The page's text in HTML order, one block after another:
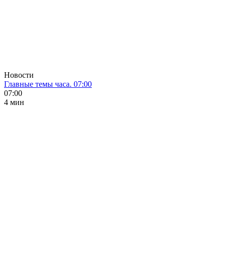
Новости
Главные темы часа. 07:00
07:00
4 мин